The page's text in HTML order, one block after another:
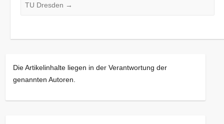
TU Dresden →
Die Artikelinhalte liegen in der Verantwortung der
genannten Autoren.